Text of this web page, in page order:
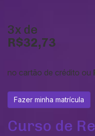
3x de
R$32,73
no cartão de crédito ou
Fazer minha matrícula
Curso de